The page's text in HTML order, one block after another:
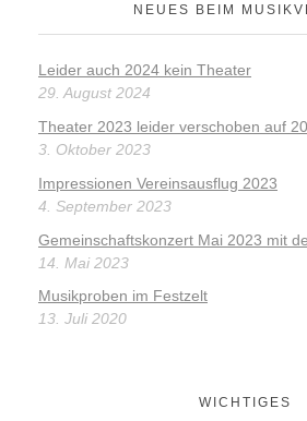
NEUES BEIM
Leider auch 2024 kein Theater
29. August 2024
Theater 2023 leider verschoben auf
3. Oktober 2023
Impressionen Vereinsausflug 2023
4. September 2023
Gemeinschaftskonzert Mai 2023 mit
14. Mai 2023
Musikproben im Festzelt
13. Juli 2020
WICHTIGES